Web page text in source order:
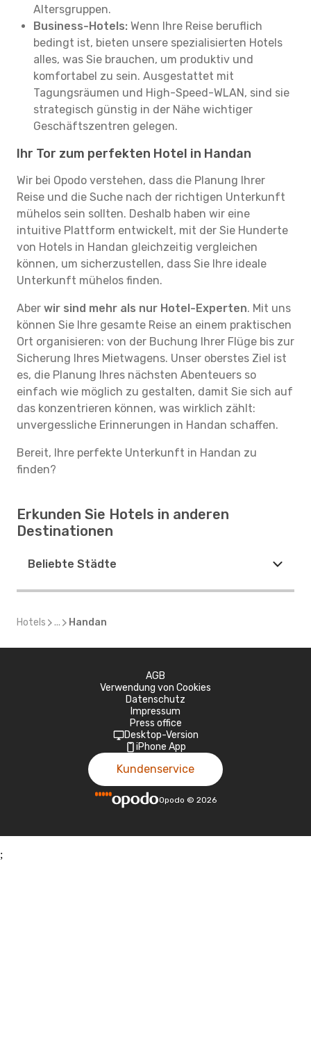
Altersgruppen.
Business-Hotels: Wenn Ihre Reise beruflich
bedingt ist, bieten unsere spezialisierten Hotels
alles, was Sie brauchen, um produktiv und
komfortabel zu sein. Ausgestattet mit
Tagungsräumen und High-Speed-WLAN, sind sie
strategisch günstig in der Nähe wichtiger
Geschäftszentren gelegen.
Ihr Tor zum perfekten Hotel in Handan
Wir bei Opodo verstehen, dass die Planung Ihrer
Reise und die Suche nach der richtigen Unterkunft
mühelos sein sollten. Deshalb haben wir eine
intuitive Plattform entwickelt, mit der Sie Hunderte
von Hotels in Handan gleichzeitig vergleichen
können, um sicherzustellen, dass Sie Ihre ideale
Unterkunft mühelos finden.
Aber wir sind mehr als nur Hotel-Experten. Mit uns
können Sie Ihre gesamte Reise an einem praktischen
Ort organisieren: von der Buchung Ihrer Flüge bis zur
Sicherung Ihres Mietwagens. Unser oberstes Ziel ist
es, die Planung Ihres nächsten Abenteuers so
einfach wie möglich zu gestalten, damit Sie sich auf
das konzentrieren können, was wirklich zählt:
unvergessliche Erinnerungen in Handan schaffen.
Bereit, Ihre perfekte Unterkunft in Handan zu
finden?
Erkunden Sie Hotels in anderen
Destinationen
Beliebte Städte
Hotels ... Handan
AGB
Verwendung von Cookies
Datenschutz
Impressum
Press office
Desktop-Version
iPhone App
Kundenservice
Opodo © 2026
;